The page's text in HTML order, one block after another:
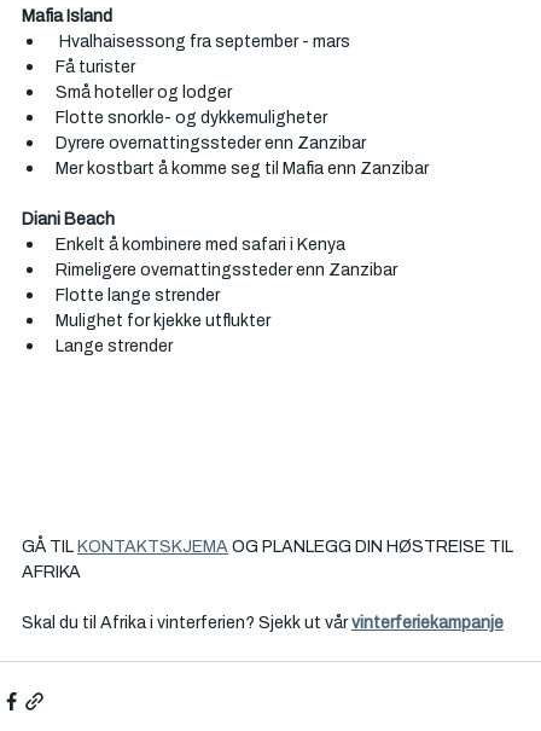
Mafia Island
Hvalhaisessong fra september - mars
Få turister
Små hoteller og lodger
Flotte snorkle- og dykkemuligheter
Dyrere overnattingssteder enn Zanzibar
Mer kostbart å komme seg til Mafia enn Zanzibar
Diani Beach
Enkelt å kombinere med safari i Kenya
Rimeligere overnattingssteder enn Zanzibar
Flotte lange strender
Mulighet for kjekke utflukter
Lange strender
GÅ TIL KONTAKTSKJEMA OG PLANLEGG DIN HØSTREISE TIL
AFRIKA
Skal du til Afrika i vinterferien? Sjekk ut vår vinterferiekampanje